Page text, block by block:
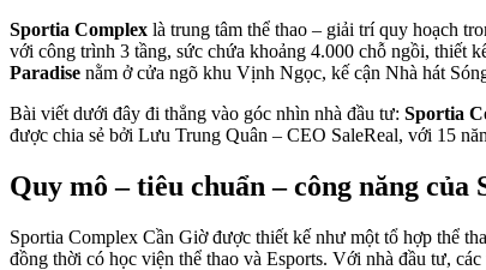
Sportia Complex là trung tâm thể thao – giải trí quy hoạch
với công trình 3 tầng, sức chứa khoảng 4.000 chỗ ngồi, thiết
Paradise nằm ở cửa ngõ khu Vịnh Ngọc, kế cận Nhà hát
Bài viết dưới đây đi thẳng vào góc nhìn nhà đầu tư: Sportia
được chia sẻ bởi Lưu Trung Quân – CEO SaleReal, với 15
Quy mô – tiêu chuẩn – công năng
Sportia Complex Cần Giờ được thiết kế như một tổ hợp thể
đồng thời có học viện thể thao và Esports. Với nhà đầu tư,